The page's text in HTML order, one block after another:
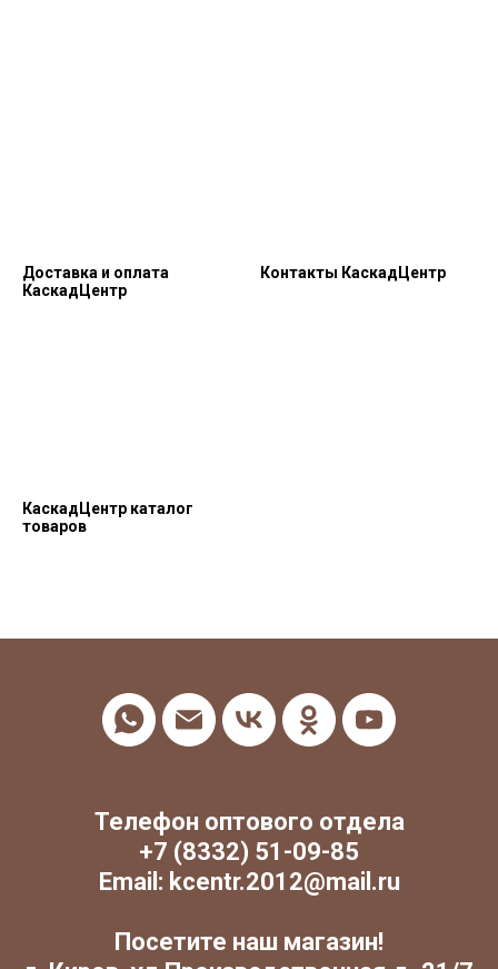
Доставка и оплата
КаскадЦентр
Контакты КаскадЦентр
КаскадЦентр каталог
товаров
Телефон оптового отдела
+7 (8332) 51-09-85
Email: kcentr.2012@mail.ru
Посетите наш магазин!